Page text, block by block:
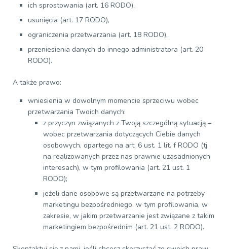
ich sprostowania (art. 16 RODO),
usunięcia (art. 17 RODO),
ograniczenia przetwarzania (art. 18 RODO),
przeniesienia danych do innego administratora (art. 20
RODO).
A także prawo:
wniesienia w dowolnym momencie sprzeciwu wobec
przetwarzania Twoich danych:
z przyczyn związanych z Twoją szczególną sytuacją –
wobec przetwarzania dotyczących Ciebie danych
osobowych, opartego na art. 6 ust. 1 lit. f RODO (tj.
na realizowanych przez nas prawnie uzasadnionych
interesach), w tym profilowania (art. 21 ust. 1
RODO);
jeżeli dane osobowe są przetwarzane na potrzeby
marketingu bezpośredniego, w tym profilowania, w
zakresie, w jakim przetwarzanie jest związane z takim
marketingiem bezpośrednim (art. 21 ust. 2 RODO).